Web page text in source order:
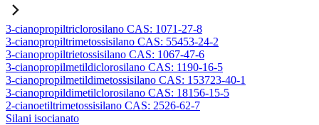
3-cianopropiltriclorosilano CAS: 1071-27-8
3-cianopropiltrimetossisilano CAS: 55453-24-2
3-cianopropiltrietossisilano CAS: 1067-47-6
3-cianopropilmetildiclorosilano CAS: 1190-16-5
3-cianopropilmetildimetossisilano CAS: 153723-40-1
3-cianopropildimetilclorosilano CAS: 18156-15-5
2-cianoetiltrimetossisilano CAS: 2526-62-7
Silani isocianato